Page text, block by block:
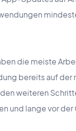
die meiste
bereits auf
weiteren
und lange vor